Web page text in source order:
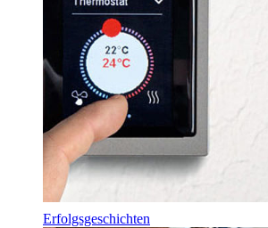
Erfolgsgeschichten